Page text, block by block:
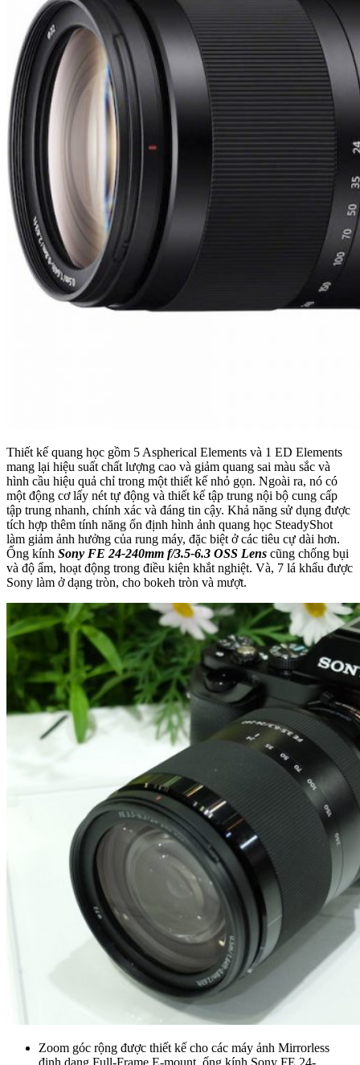
Thiết kế quang học gồm 5 Aspherical Elements và 1 ED Elements
mang lại hiệu suất chất lượng cao và giảm quang sai màu sắc và
hình cầu hiệu quả chỉ trong một thiết kế nhỏ gọn. Ngoài ra, nó có
một động cơ lấy nét tự động và thiết kế tập trung nội bộ cung cấp
tập trung nhanh, chính xác và đáng tin cậy. Khả năng sử dụng được
tích hợp thêm tính năng ổn định hình ảnh quang học SteadyShot
làm giảm ảnh hưởng của rung máy, đặc biệt ở các tiêu cự dài hơn.
Ống kính Sony FE 24-240mm f/3.5-6.3 OSS Lens cũng chống bụi
và độ ẩm, hoạt động trong điều kiện khắt nghiệt. Và, 7 lá khẩu được
Sony làm ở dạng tròn, cho bokeh tròn và mượt.
Zoom góc rộng được thiết kế cho các máy ảnh Mirrorless
định dạng Full-Frame E-mount, ống kính Sony FE 24-